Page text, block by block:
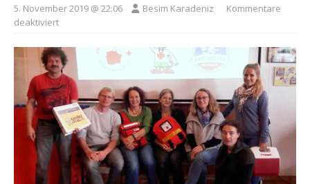
5. November 2019 @ 22:06 Besim Karadeniz
Kommentare
deaktiviert